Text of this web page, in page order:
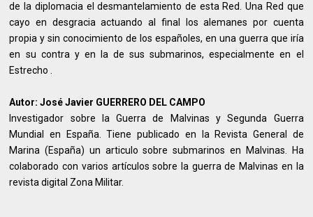
de la diplomacia el desmantelamiento de esta Red. Una Red que
cayo en desgracia actuando al final los alemanes por cuenta
propia y sin conocimiento de los españoles, en una guerra que iría
en su contra y en la de sus submarinos, especialmente en el
Estrecho .
Autor: José Javier GUERRERO DEL CAMPO
Investigador sobre la Guerra de Malvinas y Segunda Guerra
Mundial en España. Tiene publicado en la Revista General de
Marina (España) un articulo sobre submarinos en Malvinas. Ha
colaborado con varios artículos sobre la guerra de Malvinas en la
revista digital Zona Militar.